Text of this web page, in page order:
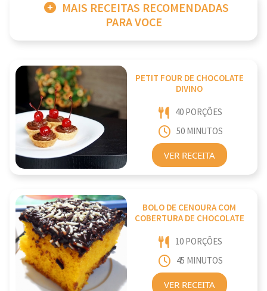
MAIS RECEITAS RECOMENDADAS
PARA VOCE
PETIT FOUR DE CHOCOLATE
DIVINO
40 PORÇÕES
50 MINUTOS
VER RECEITA
BOLO DE CENOURA COM
COBERTURA DE CHOCOLATE
10 PORÇÕES
45 MINUTOS
VER RECEITA